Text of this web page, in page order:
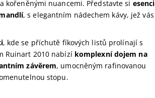
kořeněnými nuancemi. Představte si esenci
, s elegantním nádechem kávy, jež vás
, kde se příchutě fíkových listů prolínají s
Ruinart 2010 nabízí komplexní dojem na
závěrem, umocněným rafinovanou
stopu.